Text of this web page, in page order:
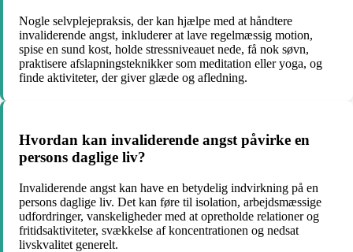
Nogle selvplejepraksis, der kan hjælpe med at håndtere
invaliderende angst, inkluderer at lave regelmæssig motion,
spise en sund kost, holde stressniveauet nede, få nok søvn,
praktisere afslapningsteknikker som meditation eller yoga, og
finde aktiviteter, der giver glæde og afledning.
Hvordan kan invaliderende angst påvirke en
persons daglige liv?
Invaliderende angst kan have en betydelig indvirkning på en
persons daglige liv. Det kan føre til isolation, arbejdsmæssige
udfordringer, vanskeligheder med at opretholde relationer og
fritidsaktiviteter, svækkelse af koncentrationen og nedsat
livskvalitet generelt.